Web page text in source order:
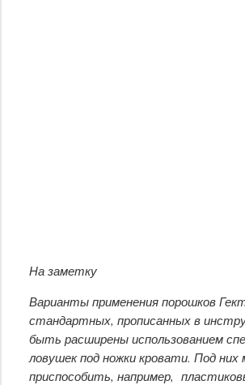
На заметку
Варианты применения порошков
стандартных, прописанных в
быть расширены использованием
ловушек под ножки кровати. Под них
приспособить, например,